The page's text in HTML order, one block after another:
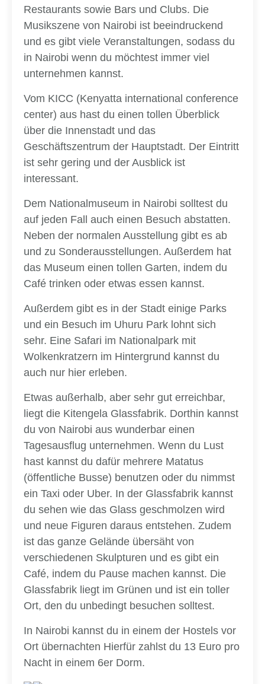
Restaurants sowie Bars und Clubs. Die
Musikszene von Nairobi ist beeindruckend
und es gibt viele Veranstaltungen, sodass du
in Nairobi wenn du möchtest immer viel
unternehmen kannst.
Vom KICC (Kenyatta international conference
center) aus hast du einen tollen Überblick
über die Innenstadt und das
Geschäftszentrum der Hauptstadt. Der Eintritt
ist sehr gering und der Ausblick ist
interessant.
Dem Nationalmuseum in Nairobi solltest du
auf jeden Fall auch einen Besuch abstatten.
Neben der normalen Ausstellung gibt es ab
und zu Sonderausstellungen. Außerdem hat
das Museum einen tollen Garten, indem du
Café trinken oder etwas essen kannst.
Außerdem gibt es in der Stadt einige Parks
und ein Besuch im Uhuru Park lohnt sich
sehr. Eine Safari im Nationalpark mit
Wolkenkratzern im Hintergrund kannst du
auch nur hier erleben.
Etwas außerhalb, aber sehr gut erreichbar,
liegt die Kitengela Glassfabrik. Dorthin kannst
du von Nairobi aus wunderbar einen
Tagesausflug unternehmen. Wenn du Lust
hast kannst du dafür mehrere Matatus
(öffentliche Busse) benutzen oder du nimmst
ein Taxi oder Uber. In der Glassfabrik kannst
du sehen wie das Glass geschmolzen wird
und neue Figuren daraus entstehen. Zudem
ist das ganze Gelände übersäht von
verschiedenen Skulpturen und es gibt ein
Café, indem du Pause machen kannst. Die
Glassfabrik liegt im Grünen und ist ein toller
Ort, den du unbedingt besuchen solltest.
In Nairobi kannst du in einem der Hostels vor
Ort übernachten Hierfür zahlst du 13 Euro pro
Nacht in einem 6er Dorm.